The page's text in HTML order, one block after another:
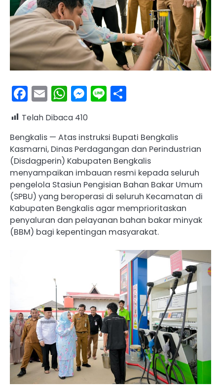
Facebook
EmailWhatsApp
Messenger
Line
Telah Dibaca 410
Bengkalis — Atas instruksi Bupati Bengkalis
Kasmarni, Dinas Perdagangan dan Perindustrian
(Disdagperin) Kabupaten Bengkalis
menyampaikan imbauan resmi kepada seluruh
pengelola Stasiun Pengisian Bahan Bakar Umum
(SPBU) yang beroperasi di seluruh Kecamatan di
Kabupaten Bengkalis agar memprioritaskan
penyaluran dan pelayanan bahan bakar minyak
(BBM) bagi kepentingan masyarakat.